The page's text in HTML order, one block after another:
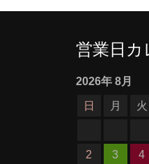
営業日カ
2026年 8月
日
月 火
2
3 4